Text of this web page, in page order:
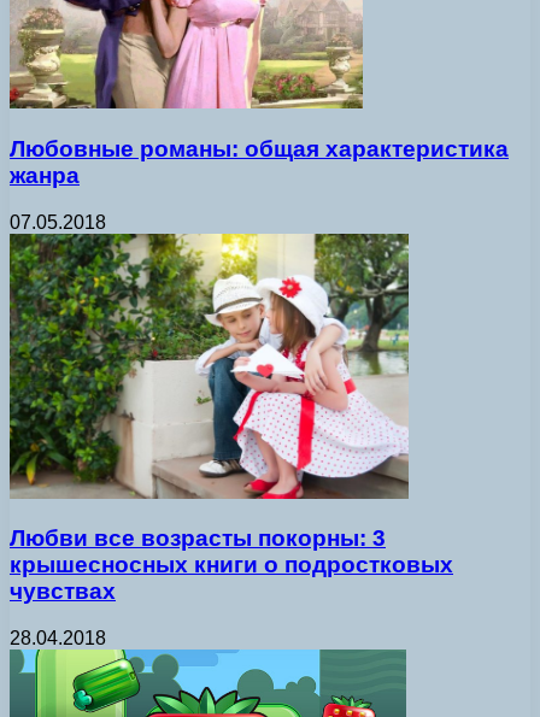
Любовные романы: общая характеристика
жанра
07.05.2018
Любви все возрасты покорны: 3
крышесносных книги о подростковых
чувствах
28.04.2018